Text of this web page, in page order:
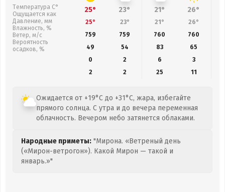
Температура С°
Ощущается как
Давление, мм
Влажность, %
Ветер, м/с
Вероятность
осадков, %
25° 23° 21° 26°
25° 23° 21° 26°
759
759 760 760
49
54 83 65
0
2 6
3
2
2 25 11
Ожидается от +19°C до +31°C, жара, избегайте
прямого солнца. С утра и до вечера переменная
облачность. Вечером небо затянется облаками.
Народные приметы: "Мирона. «Ветреный день
(«Мирон-ветрогон»). Какой Мирон — такой и
январь.»"